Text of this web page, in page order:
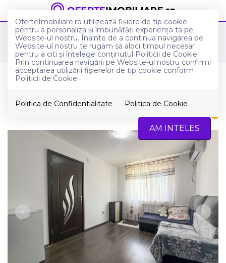
OferteImobiliare.ro utilizează fişiere de tip cookie
pentru a personaliza și îmbunătăți experiența ta pe
Website-ul nostru. Înainte de a continua navigarea pe
Website-ul nostru te rugăm să aloci timpul necesar
pentru a citi și înțelege conținutul Politicii de Cookie.
Prin continuarea navigării pe Website-ul nostru confirmi
acceptarea utilizării fişierelor de tip cookie conform
Politicii de Cookie.
Politica de Confidentialitate Politica de Cookie
AM INTELES
Anunturi imobiliare in Constanta
Apartamente de vanzare in Constanta
Tomis Nord
Apartament cu 2 camere , zona
70.000€